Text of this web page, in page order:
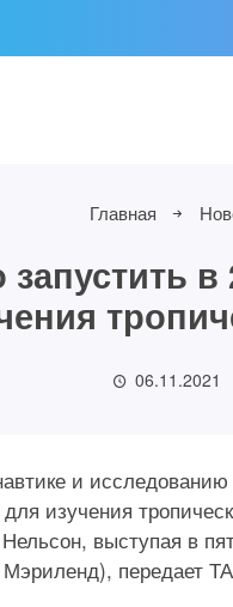
Главная
в
06.11.2021
и
для изучения
выступая в
передает